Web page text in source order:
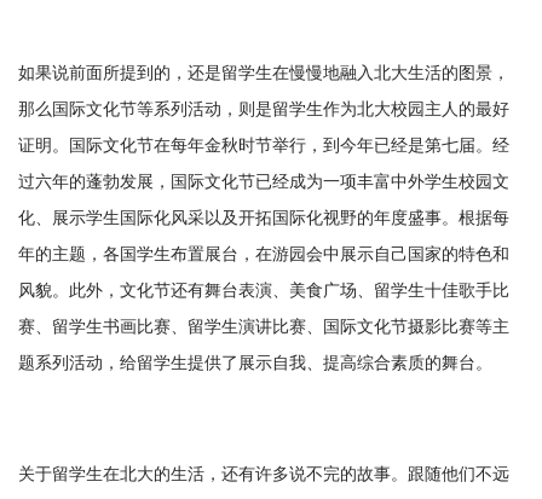
如果说前面所提到的，还是留学生在慢慢地融入北大生活的图景，
那么国际文化节等系列活动，则是留学生作为北大校园主人的最好
证明。国际文化节在每年金秋时节举行，到今年已经是第七届。经
过六年的蓬勃发展，国际文化节已经成为一项丰富中外学生校园文
化、展示学生国际化风采以及开拓国际化视野的年度盛事。根据每
年的主题，各国学生布置展台，在游园会中展示自己国家的特色和
风貌。此外，文化节还有舞台表演、美食广场、留学生十佳歌手比
赛、留学生书画比赛、留学生演讲比赛、国际文化节摄影比赛等主
题系列活动，给留学生提供了展示自我、提高综合素质的舞台。
关于留学生在北大的生活，还有许多说不完的故事。跟随他们不远